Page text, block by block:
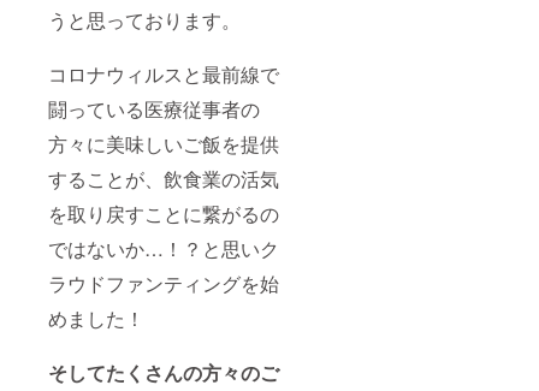
うと思っております。
コロナウィルスと最前線で
闘っている医療従事者の
方々に美味しいご飯を提供
することが、飲食業の活気
を取り戻すことに繋がるの
ではないか…！？と思いク
ラウドファンティングを始
めました！
そしてたくさんの方々のご